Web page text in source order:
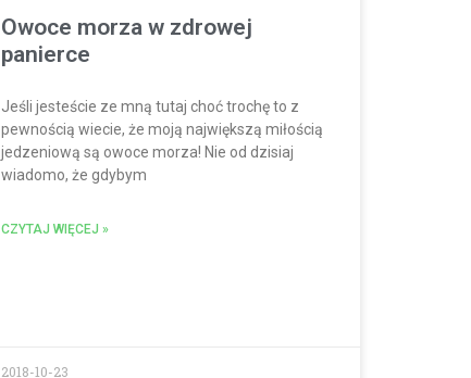
Owoce morza w zdrowej
panierce
Jeśli jesteście ze mną tutaj choć trochę to z
pewnością wiecie, że moją największą miłością
jedzeniową są owoce morza! Nie od dzisiaj
wiadomo, że gdybym
CZYTAJ WIĘCEJ »
2018-10-23